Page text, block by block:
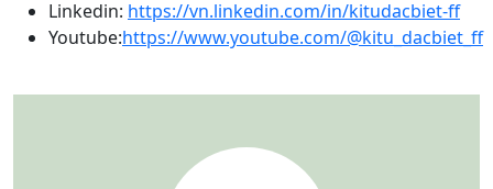
Linkedin: https://vn.linkedin.com/in/kitudacbiet-ff
Youtube:https://www.youtube.com/@kitu_dacbiet_ff